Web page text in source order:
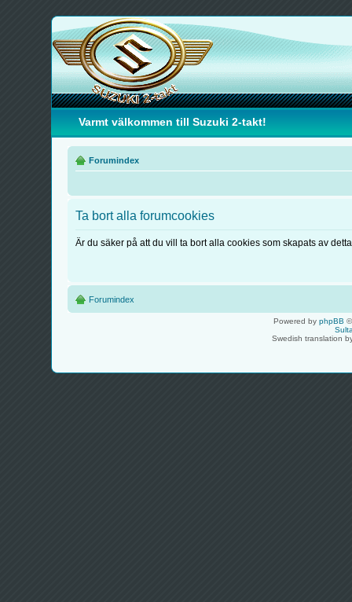
Varmt välkommen till Suzuki 2-takt!
Forumindex
Ta bort alla forumcookies
Är du säker på att du vill ta bort alla cookies som skapats av
Forumindex
Powered by phpBB
Swedish translation